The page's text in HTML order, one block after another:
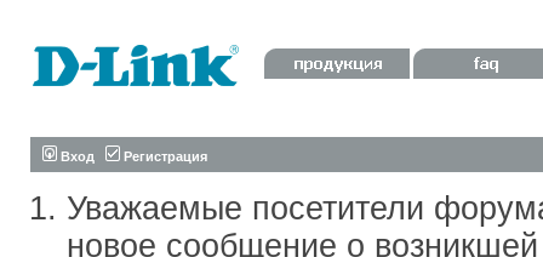
Вход Регистрация
Уважаемые посетители
новое сообщение о